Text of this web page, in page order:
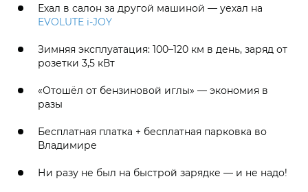
Ехал в салон за другой машиной — уехал на
EVOLUTE i‑JOY
Зимняя эксплуатация: 100–120 км в день, заряд от
розетки 3,5 кВт
«Отошёл от бензиновой иглы» — экономия в
разы
Бесплатная платка + бесплатная парковка во
Владимире
Ни разу не был на быстрой зарядке — и не надо!